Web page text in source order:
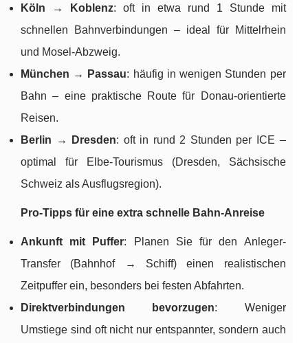
Köln → Koblenz: oft in etwa rund 1 Stunde mit
schnellen Bahnverbindungen – ideal für Mittelrhein
und Mosel-Abzweig.
München → Passau: häufig in wenigen Stunden per
Bahn – eine praktische Route für Donau-orientierte
Reisen.
Berlin → Dresden: oft in rund 2 Stunden per ICE –
optimal für Elbe-Tourismus (Dresden, Sächsische
Schweiz als Ausflugsregion).
Pro-Tipps für eine extra schnelle Bahn-Anreise
Ankunft mit Puffer: Planen Sie für den Anleger-
Transfer (Bahnhof → Schiff) einen realistischen
Zeitpuffer ein, besonders bei festen Abfahrten.
Direktverbindungen bevorzugen: Weniger
Umstiege sind oft nicht nur entspannter, sondern auch